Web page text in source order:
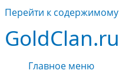
Перейти к содержимому
GoldClan.ru
Главное меню